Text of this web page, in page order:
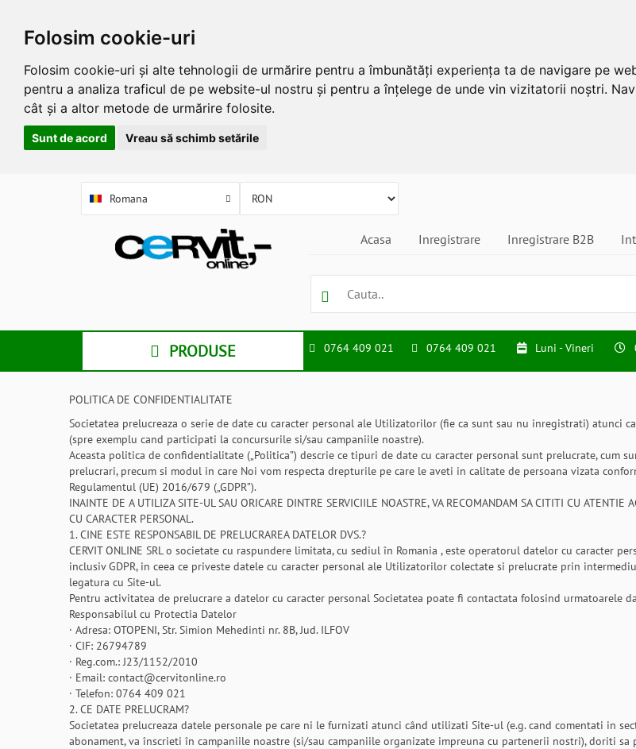
Folosim cookie-uri
Folosim cookie-uri și alte tehnologii de urmărire pentru a îmbunătăți experiența ta de navigare pe
pentru a analiza traficul de pe website-ul nostru și pentru a înțelege de unde vin vizitatorii noștri.
cât și a altor metode de urmărire folosite.
Sunt de acord Vreau să schimb setările
Romana
Acasa Inregistrare Inregistrare B2B
PRODUSE 0764 409 021 0764 409 021 Luni - Vineri
POLITICA DE CONFIDENTIALITATE
Societatea prelucreaza o serie de date cu caracter personal ale Utilizatorilor (fie ca sunt sau nu inregistrati) atunci
(spre exemplu cand participati la concursurile si/sau campaniile noastre).
Aceasta politica de confidentialitate („Politica”) descrie ce tipuri de date cu caracter personal sunt prelucrate, cum
prelucrari, precum si modul in care Noi vom respecta drepturile pe care le aveti in calitate de persoana vizata
Regulamentul (UE) 2016/679 („GDPR”).
INAINTE DE A UTILIZA SITE-UL SAU ORICARE DINTRE SERVICIILE NOASTRE, VA RECOMANDAM SA CITITI CU ATENTIE
CU CARACTER PERSONAL.
1. CINE ESTE RESPONSABIL DE PRELUCRAREA DATELOR DVS.?
CERVIT ONLINE SRL o societate cu raspundere limitata, cu sediul în Romania , este operatorul datelor cu caracter
inclusiv GDPR, in ceea ce priveste datele cu caracter personal ale Utilizatorilor colectate si prelucrate prin
legatura cu Site-ul.
Pentru activitatea de prelucrare a datelor cu caracter personal Societatea poate fi contactata folosind urmatoarele
Responsabilul cu Protectia Datelor
· Adresa: OTOPENI, Str. Simion Mehedinti nr. 8B, Jud. ILFOV
· CIF: 26794789
· Reg.com.: J23/1152/2010
· Email: contact@cervitonline.ro
· Telefon: 0764 409 021
2. CE DATE PRELUCRAM?
Societatea prelucreaza datele personale pe care ni le furnizati atunci când utilizati Site-ul (e.g. cand comentati in
abonament, va înscrieti în campaniile noastre (si/sau campaniile organizate impreuna cu partenerii nostri), doriti